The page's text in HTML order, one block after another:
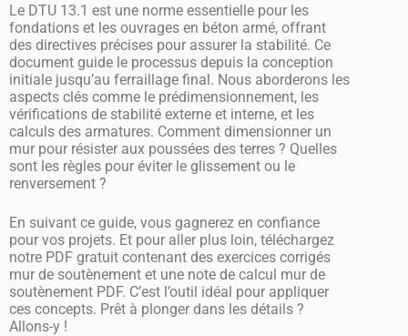
Le DTU 13.1 est une norme essentielle pour les
fondations et les ouvrages en béton armé, offrant
des directives précises pour assurer la stabilité. Ce
document guide le processus depuis la conception
initiale jusqu’au ferraillage final. Nous aborderons les
aspects clés comme le prédimensionnement, les
vérifications de stabilité externe et interne, et les
calculs des armatures. Comment dimensionner un
mur pour résister aux poussées des terres ? Quelles
sont les règles pour éviter le glissement ou le
renversement ?
En suivant ce guide, vous gagnerez en confiance
pour vos projets. Et pour aller plus loin, téléchargez
notre PDF gratuit contenant des exercices corrigés
mur de soutènement et une note de calcul mur de
soutènement PDF. C’est l’outil idéal pour appliquer
ces concepts. Prêt à plonger dans les détails ?
Allons-y !